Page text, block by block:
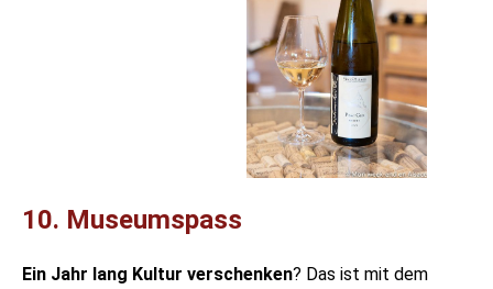
10. Museumspass
Ein Jahr lang Kultur verschenken? Das ist mit dem